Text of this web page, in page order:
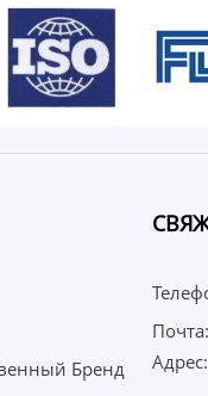
Бренд
Почта:
Адрес: